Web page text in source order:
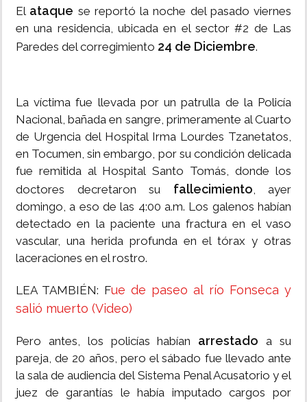
El ataque se reportó la noche del pasado viernes
en una residencia, ubicada en el sector #2 de Las
Paredes del corregimiento 24 de Diciembre.
La víctima fue llevada por un patrulla de la Policía
Nacional, bañada en sangre, primeramente al Cuarto
de Urgencia del Hospital Irma Lourdes Tzanetatos,
en Tocumen, sin embargo, por su condición delicada
fue remitida al Hospital Santo Tomás, donde los
doctores decretaron su fallecimiento, ayer
domingo, a eso de las 4:00 a.m. Los galenos habían
detectado en la paciente una fractura en el vaso
vascular, una herida profunda en el tórax y otras
laceraciones en el rostro.
LEA TAMBIÉN: Fue de paseo al río Fonseca y
salió muerto (Video)
Pero antes, los policías habían arrestadoa su
pareja, de 20 años, pero el sábado fue llevado ante
la sala de audiencia del Sistema Penal Acusatorio y el
juez de garantías le había imputado cargos por